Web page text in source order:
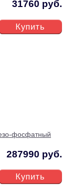
31760 руб.
Купить
фосфатный
287990 руб.
Купить